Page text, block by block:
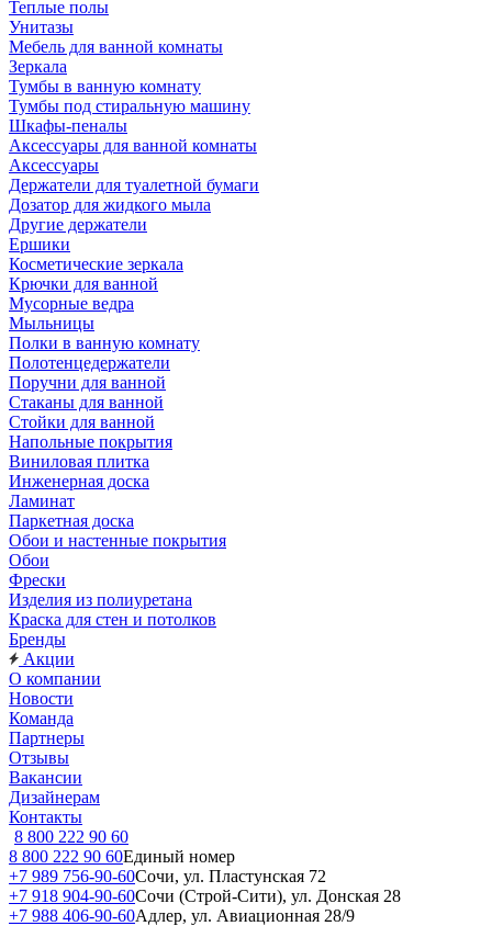
Теплые полы
Унитазы
Мебель для ванной комнаты
Зеркала
Тумбы в ванную комнату
Тумбы под стиральную машину
Шкафы-пеналы
Аксессуары для ванной комнаты
Аксессуары
Держатели для туалетной бумаги
Дозатор для жидкого мыла
Другие держатели
Ершики
Косметические зеркала
Крючки для ванной
Мусорные ведра
Мыльницы
Полки в ванную комнату
Полотенцедержатели
Поручни для ванной
Стаканы для ванной
Стойки для ванной
Напольные покрытия
Виниловая плитка
Инженерная доска
Ламинат
Паркетная доска
Обои и настенные покрытия
Обои
Фрески
Изделия из полиуретана
Краска для стен и потолков
Бренды
Акции
О компании
Новости
Команда
Партнеры
Отзывы
Вакансии
Дизайнерам
Контакты
8 800 222 90 60
8 800 222 90 60Единый номер
+7 989 756-90-60Сочи, ул. Пластунская 72
+7 918 904-90-60Сочи (Строй-Сити), ул. Донская 28
+7 988 406-90-60Адлер, ул. Авиационная 28/9